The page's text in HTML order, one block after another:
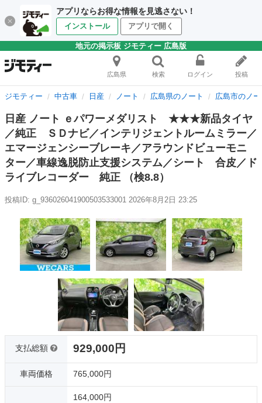
アプリならお得な情報を見逃さない！
インストール アプリで開く
地元の掲示板 ジモティー 広島版
広島県 検索 ログイン 投稿
ジモティー 中古車 日産 ノート 広島県のノート 広島市のノ
日産 ノート ｅパワーメダリスト ★★★新品タイヤ
／純正 ＳＤナビ／インテリジェントルームミラー／
エマージェンシーブレーキ／アラウンドビューモニ
ター／車線逸脱防止支援システム／シート 合皮／ド
ライブレコーダー 純正 （検8.8）
投稿ID: g_936026041900503533001 2026年8月2日 23:25
支払総額 929,000円
車両価格 765,000円
164,000円